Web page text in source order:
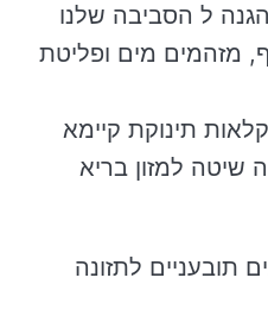
ל הסביבה שלנו
מזהמים מים ופליטת
תינוקת קיימא
שיטה למזון בריא
לתזונה